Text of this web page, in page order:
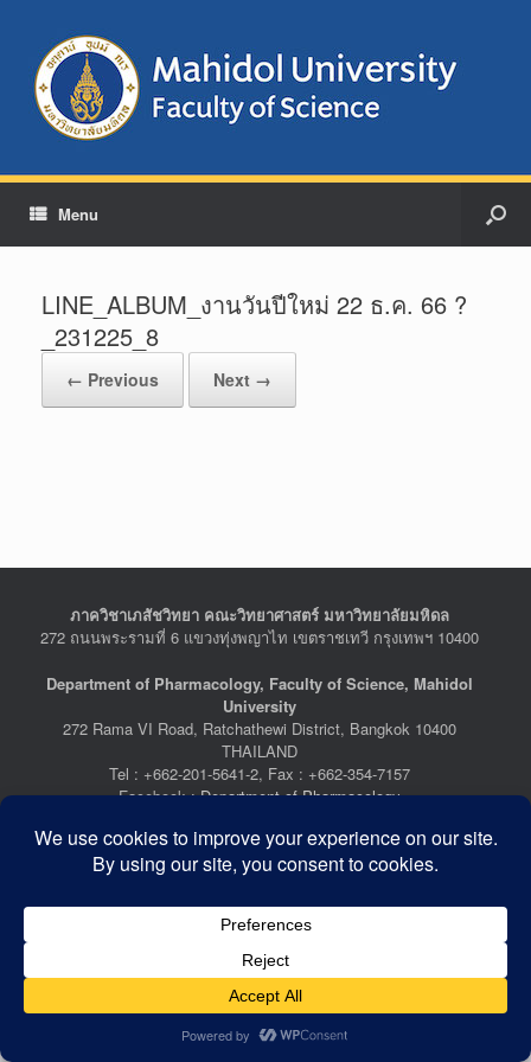
Menu
LINE_ALBUM_งานวันปีใหม่ 22 ธ.ค. 66 ?
_231225_8
← Previous Next →
ภาควิชาเภสัชวิทยา คณะวิทยาศาสตร์ มหาวิทยาลัยมหิดล
272 ถนนพระรามที่ 6 แขวงทุ่งพญาไท เขตราชเทวี กรุงเทพฯ 10400
Department of Pharmacology, Faculty of Science, Mahidol
University
272 Rama VI Road, Ratchathewi District, Bangkok 10400
THAILAND
Tel : +662-201-5641-2, Fax : +662-354-7157
Facebook :Department of Pharmacology
Last Updated: July 21, 2026